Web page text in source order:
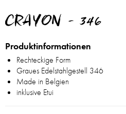
CRAYON - 346
Produktinformationen
Rechteckige Form
Graues Edelstahlgestell 346
Made in Belgien
inklusive Etui